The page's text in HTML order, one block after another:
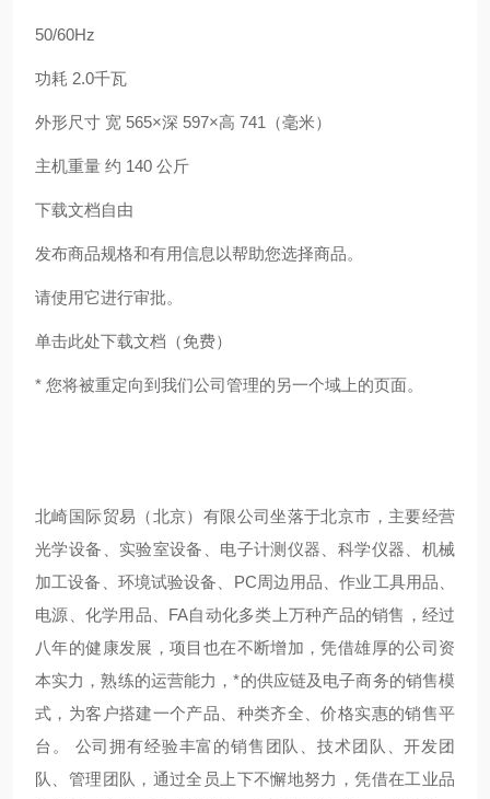
50/60Hz
功耗 2.0千瓦
外形尺寸 宽 565×深 597×高 741（毫米）
主机重量 约 140 公斤
下载文档自由
发布商品规格和有用信息以帮助您选择商品。
请使用它进行审批。
单击此处下载文档（免费）
* 您将被重定向到我们公司管理的另一个域上的页面。
北崎国际贸易（北京）有限公司坐落于北京市，主要经营
光学设备、实验室设备、电子计测仪器、科学仪器、机械
加工设备、环境试验设备、PC周边用品、作业工具用品、
电源、化学用品、FA自动化多类上万种产品的销售，经过
八年的健康发展，项目也在不断增加，凭借雄厚的公司资
本实力，熟练的运营能力，*的供应链及电子商务的销售模
式，为客户搭建一个产品、种类齐全、价格实惠的销售平
台。 公司拥有经验丰富的销售团队、技术团队、开发团
队、管理团队，通过全员上下不懈地努力，凭借在工业品